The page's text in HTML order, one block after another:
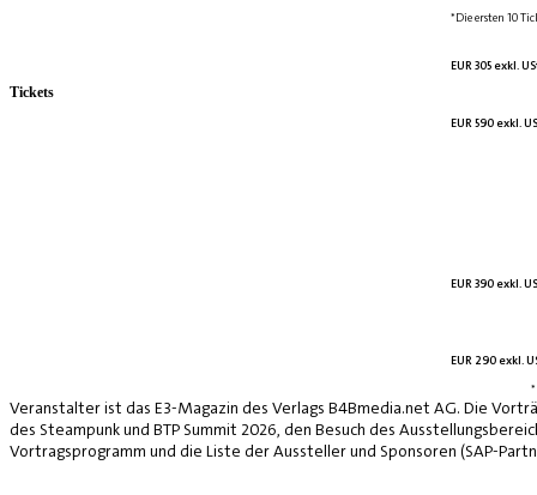
*Die ersten 10
EUR 305 exkl.
EUR 590 exkl.
EUR 390 exkl.
EUR 290 exkl.
Tickets
Veranstalter ist das E3-Magazin des Verlags B4Bmedia.net AG. Die
des Steampunk und BTP Summit 2026, den Besuch des
Vortragsprogramm und die Liste der Aussteller und Sponsoren (SAP-